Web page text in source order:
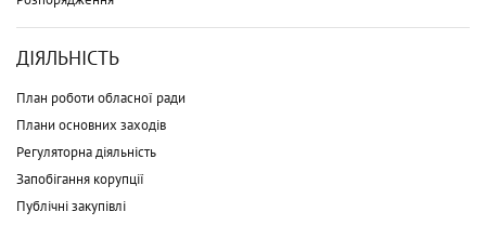
ДІЯЛЬНІСТЬ
План роботи обласної ради
Плани основних заходів
Регуляторна діяльність
Запобігання корупції
Публічні закупівлі